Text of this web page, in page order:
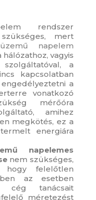
rendszer
mert
napelem
vagyis
a
kapcsolatban
a
vonatkozó
mérőóra
amihez
megkötés, ez a
energiára
napelemes
nem szükséges,
felelőtlen
az esetben
cég tanácsait
méretezést